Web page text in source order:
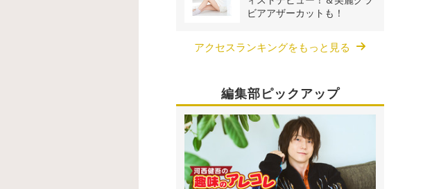
ビアアザーカットも！
アクセスランキングをもっと見る
編集部ピックアップ